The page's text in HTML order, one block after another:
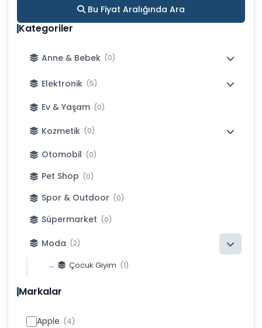
Bu Fiyat Aralığında Ara
Kategoriler
Anne & Bebek (0)
Elektronik (5)
Ev & Yaşam (0)
Kozmetik (0)
Otomobil (0)
Pet Shop (0)
Spor & Outdoor (0)
Süpermarket (0)
Moda (2)
Çocuk Giyim (1)
Markalar
Apple (4)